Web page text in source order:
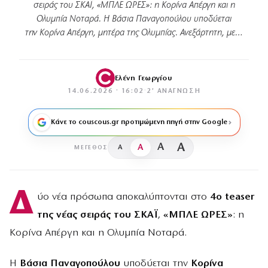
σειράς του ΣΚΑΪ, «ΜΠΛΕ ΩΡΕΣ»: η Κορίνα Απέργη και η
Ολυμπία Νοταρά. Η Βάσια Παναγοπούλου υποδύεται
την Κορίνα Απέργη, μητέρα της Ολυμπίας. Ανεξάρτητη, με…
Ελένη Γεωργίου
14.06.2026 · 16:02 · 2′ ΑΝΆΓΝΩΣΗ
Κάνε το couscous.gr προτιμώμενη πηγή στην Google
ΜΈΓΕΘΟΣ A A A A
Δ ύο νέα πρόσωπα αποκαλύπτονται στο 4ο teaser
της νέας σειράς του ΣΚΑΪ , «ΜΠΛΕ ΩΡΕΣ»: η
Κορίνα Απέργη και η Ολυμπία Νοταρά.
Η Βάσια Παναγοπούλου υποδύεται την Κορίνα